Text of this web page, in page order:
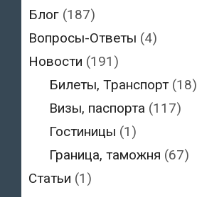
Блог (187)
Вопросы-Ответы (4)
Новости (191)
Билеты, Транспорт(18)
Визы, паспорта (117)
Гостиницы (1)
Граница, таможня (67)
Статьи (1)